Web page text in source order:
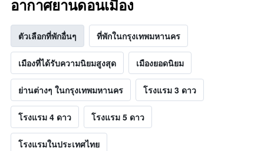
อากาศยานดอนเมือง
ตัวเลือกที่พักอื่นๆ ที่พักในกรุงเทพมหานคร
เมืองที่ได้รับความนิยมสูงสุด เมืองยอดนิยม
ย่านต่างๆ ในกรุงเทพมหานคร โรงแรม 3 ดาว
โรงแรม 4 ดาว โรงแรม 5 ดาว
โรงแรมในประเทศไทย